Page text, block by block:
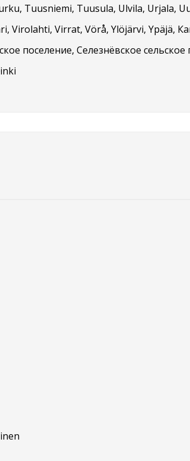
Tuusniemi, Tuusula, Ulvila, Urjala,
Virolahti, Virrat, Vörå, Ylöjärvi, Ypäjä,
поселение, Селезнёвское